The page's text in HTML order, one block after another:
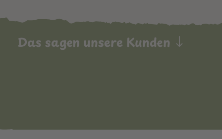
Das sagen unsere Kunden